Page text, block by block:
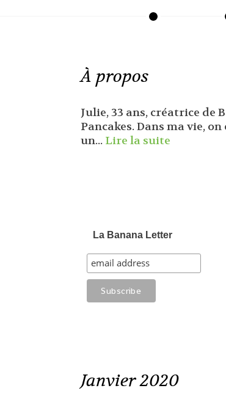
À propos
Julie, 33 ans, créatrice de
Pancakes. Dans ma vie,
un... Lire la suite
La Banana Letter
Janvier 2020